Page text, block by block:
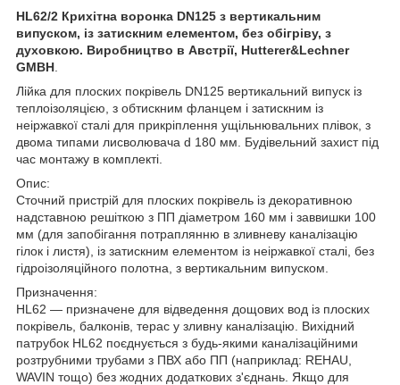
HL62/2 Крихітна воронка DN125 з вертикальним
випуском, із затискним елементом, без обігріву, з
духовкою. Виробництво в Австрії, Hutterer&Lechner
GMBH
Лійка для плоских покрівель DN125 вертикальний випуск із
теплоізоляцією, з обтискним фланцем і затискним із
неіржавкої сталі для прикріплення ущільнювальних плівок, з
двома типами лисволювача d 180 мм. Будівельний захист під
час монтажу в комплекті.
Опис:
Сточний пристрій для плоских покрівель із декоративною
надставною решіткою з ПП діаметром 160 мм і заввишки 100
мм (для запобігання потраплянню в зливневу каналізацію
гілок і листя), із затискним елементом із неіржавкої сталі, без
гідроізоляційного полотна, з вертикальним випуском.
Призначення:
HL62 — призначене для відведення дощових вод із плоских
покрівель, балконів, терас у зливну каналізацію. Вихідний
патрубок HL62 поєднується з будь-якими каналізаційними
розтрубними трубами з ПВХ або ПП (наприклад: REHAU,
WAVIN тощо) без жодних додаткових з'єднань. Якщо для